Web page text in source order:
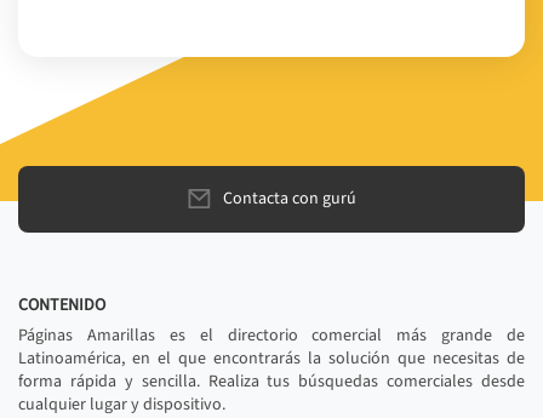
Contacta con gurú
CONTENIDO
Páginas Amarillas es el directorio comercial más grande de
Latinoamérica, en el que encontrarás la solución que necesitas de
forma rápida y sencilla. Realiza tus búsquedas comerciales desde
cualquier lugar y dispositivo.